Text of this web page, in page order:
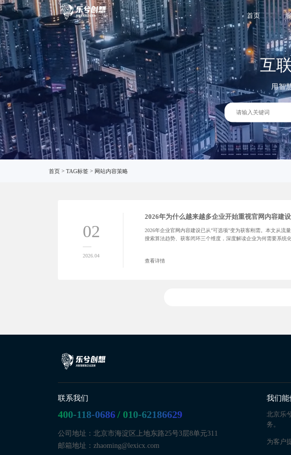
网站内 首页
互
用智
首页 >TAG标签 > 网站内容策略
02
2026.04
2026年企业官网内容建设已从"可选项"变为获客刚需。本文从流量
搜索算法趋势、获客闭环三个维度，深度解读企业为何需要系统
查看详情
联系我们
400-118-0686 / 010-62186629
公司地址：北京市海淀区上地东路25号3层8单元311
邮箱地址：zhaoming@lexicx.com
我们能
北京乐
务。
为客户